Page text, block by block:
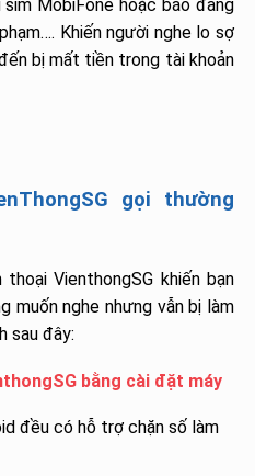
MobiFone hoặc báo đang
Khiến người nghe lo sợ
bị mất tiền trong tài khoản
gọi thường
VienthongSG khiến bạn
muốn nghe nhưng vẫn bị làm
sau đây:
bằng cài đặt máy
đều có hỗ trợ chặn số làm